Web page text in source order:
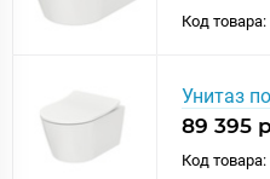
Код товара:
Унитаз
89 395
Код товара: